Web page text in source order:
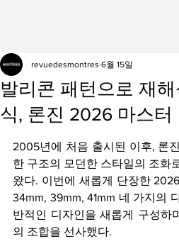
발리콘 패턴으로 재
식, 론진 2026 마스터
revuedesmontres 6월 15일
2005년에 처음 출시된 이후, 론
한 구조의 모던한 스타일의 조화
왔다. 이번에 새롭게 단장한
34mm, 39mm, 41mm 네 가지의
반적인 디자인을 새롭게 구성하
의 조합을 선사했다.